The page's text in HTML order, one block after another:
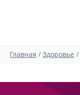
Главная / Здоровье /